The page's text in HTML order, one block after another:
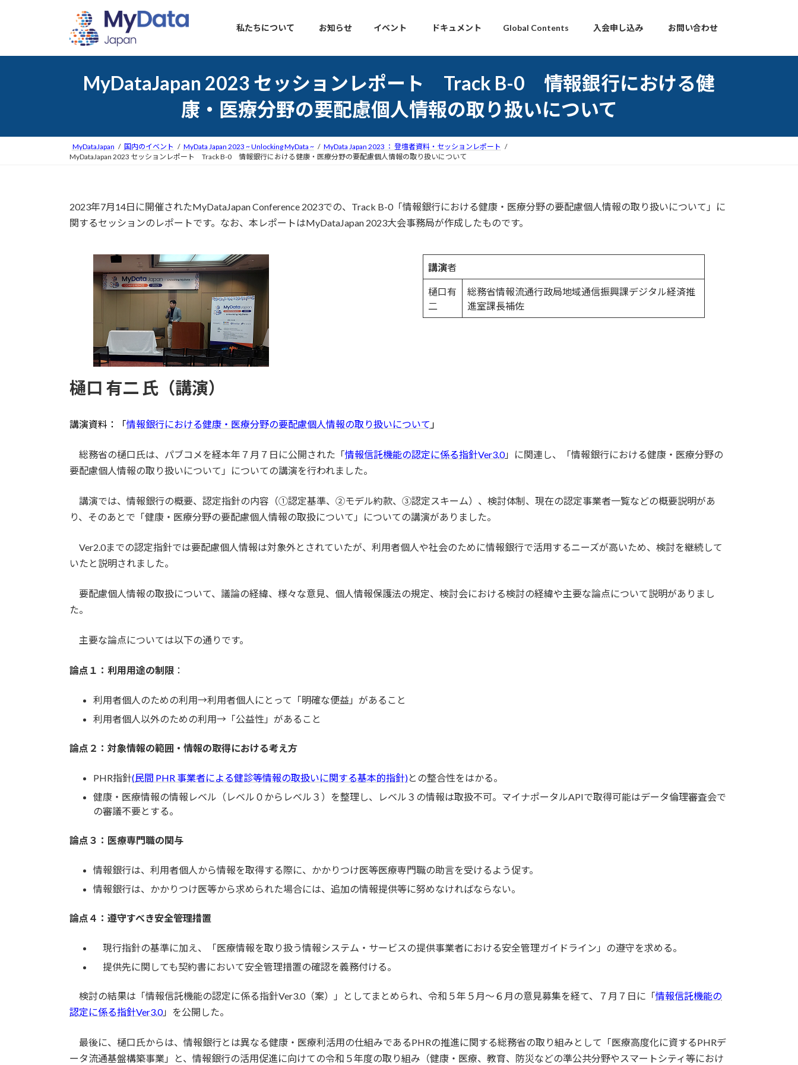
プ
動
私たちについて お知らせ イベント ドキュメント Global Contents 入会申し込み お問い合わせ
MyDataJapan 2023 セッションレポート Track B-0 情報銀行における健
康・医療分野の要配慮個人情報の取り扱いについて
MyDataJapan 国内のイベント MyData Japan 2023 ~ Unlocking MyData ~
MyData Japan 2023 ： 登壇者資料・セッションレポート
MyDataJapan 2023 セッションレポート Track B-0 情報銀行における健康・医療分野の要配慮個人情報の取り扱いについて
2023年7月14日に開催されたMyDataJapan Conference 2023での、Track B-0「情報銀行における健康・医療分野の要配慮個人情報の取り扱いについて」に
関するセッションのレポートです。なお、本レポートはMyDataJapan 2023大会事務局が作成したものです。
講演者
樋口有
二
総務省情報流通⾏政局地域通信振興課デジタル経済推
進室課長補佐
樋口 有二 氏（講演）
講演資料：「情報銀行における健康・医療分野の要配慮個人情報の取り扱いについて 」
総務省の樋口氏は、パブコメを経本年７月７日に公開された「情報信託機能の認定に係る指針Ver3.0」に関連し、「情報銀行における健康・医療分野の
要配慮個人情報の取り扱いについて」についての講演を行われました。
講演では、情報銀行の概要、認定指針の内容（①認定基準、②モデル約款、③認定スキーム）、検討体制、現在の認定事業者一覧などの概要説明があ
り、そのあとで「健康・医療分野の要配慮個人情報の取扱について」についての講演がありました。
Ver2.0までの認定指針では要配慮個人情報は対象外とされていたが、利用者個人や社会のために情報銀行で活用するニーズが高いため、検討を継続して
いたと説明されました。
要配慮個人情報の取扱について、議論の経緯、様々な意見、個人情報保護法の規定、検討会における検討の経緯や主要な論点について説明がありまし
た。
主要な論点については以下の通りです。
論点１：利用用途の制限 ：
利用者個人のための利用→利用者個人にとって「明確な便益」があること
利用者個人以外のための利用→「公益性」があること
論点２：対象情報の範囲・情報の取得における考え方
PHR指針(民間 PHR 事業者による健診等情報の取扱いに関する基本的指針)との整合性をはかる。
健康・医療情報の情報レベル（レベル０からレベル３）を整理し、レベル３の情報は取扱不可。マイナポータルAPIで取得可能はデータ倫理審査会で
の審議不要とする。
論点３：医療専門職の関与
情報銀行は、利用者個人から情報を取得する際に、かかりつけ医等医療専門職の助言を受けるよう促す。
情報銀行は、かかりつけ医等から求められた場合には、追加の情報提供等に努めなければならない。
論点４：遵守すべき安全管理措置
現行指針の基準に加え、「医療情報を取り扱う情報システム・サービスの提供事業者における安全管理ガイドライン」の遵守を求める。
提供先に関しても契約書において安全管理措置の確認を義務付ける。
検討の結果は「情報信託機能の認定に係る指針Ver3.0（案）」としてまとめられ、令和５年５月～６月の意見募集を経て、７月７日に「情報信託機能の
認定に係る指針Ver3.0」を公開した。
最後に、樋口氏からは、情報銀行とは異なる健康・医療利活用の仕組みであるPHRの推進に関する総務省の取り組みとして「医療⾼度化に資するPHRデ
ータ流通基盤構築事業」と、情報銀行の活用促進に向けての令和５年度の取り組み（健康・医療、教育、防災などの準公共分野やスマートシティ等におけ